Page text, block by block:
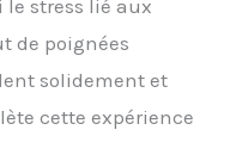
: Toutes
dans les autres
rangement peu
tandis que
tout et le
stress lié aux
de poignées
solidement et
cette expérience